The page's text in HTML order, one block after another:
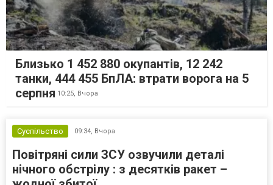
Близько 1 452 880 окупантів, 12 242
танки, 444 455 БпЛА: втрати ворога на 5
серпня 10:25, Вчора
Суспільство 09:34, Вчора
Повітряні сили ЗСУ озвучили деталі
нічного обстрілу : з десятків ракет –